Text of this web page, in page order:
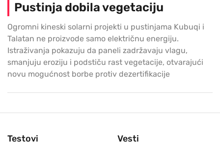
Pustinja dobila vegetaciju
Ogromni kineski solarni projekti u pustinjama Kubuqi i
Talatan ne proizvode samo električnu energiju.
Istraživanja pokazuju da paneli zadržavaju vlagu,
smanjuju eroziju i podstiču rast vegetacije, otvarajući
novu mogućnost borbe protiv dezertifikacije
Testovi Vesti